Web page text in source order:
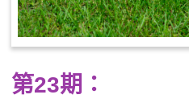
群、資源整合及
課程複雜須安排
第23期：